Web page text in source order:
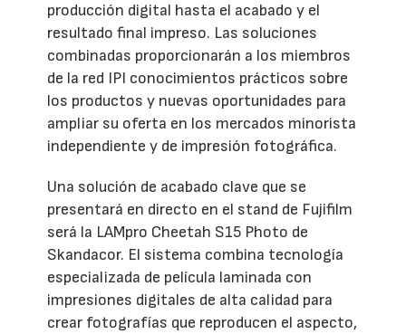
producción digital hasta el acabado y el
resultado final impreso. Las soluciones
combinadas proporcionarán a los miembros
de la red IPI conocimientos prácticos sobre
los productos y nuevas oportunidades para
ampliar su oferta en los mercados minorista
independiente y de impresión fotográfica.
Una solución de acabado clave que se
presentará en directo en el stand de Fujifilm
será la LAMpro Cheetah S15 Photo de
Skandacor. El sistema combina tecnología
especializada de película laminada con
impresiones digitales de alta calidad para
crear fotografías que reproducen el aspecto,